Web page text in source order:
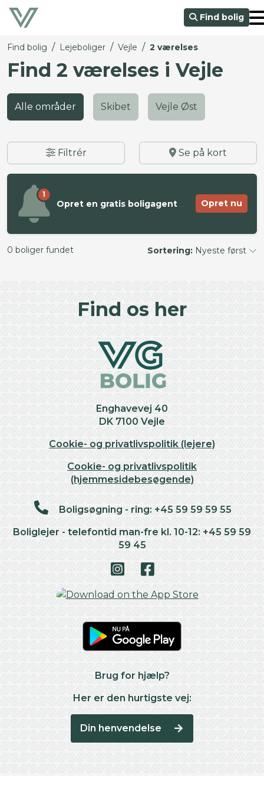
Find bolig
Find bolig / Lejeboliger / Vejle / 2 værelses
Find 2 værelses i Vejle
Alle områder Skibet Vejle Øst
Filtrér Se på kort
1
Opret en gratis boligagent Opret nu
0 boliger fundet Sortering: Nyeste først
Find os her
Enghavevej 40
DK 7100 Vejle
Cookie- og privatlivspolitik (lejere)
Cookie- og privatlivspolitik
(hjemmesidebesøgende)
Boligsøgning - ring: +45 59 59 59 55
Boliglejer - telefontid man-fre kl. 10-12: +45 59 59
59 45
Brug for hjælp?
Her er den hurtigste vej:
Din henvendelse